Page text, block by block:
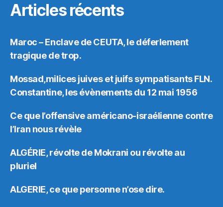
Articles récents
Maroc – Enclave de CEUTA, le déferlement
tragique de trop.
Mossad,milices juives et juifs sympatisants FLN.
Constantine, les évènements du 12 mai 1956
Ce que l’offensive américano-israélienne contre
l’Iran nous révèle
ALGÉRIE, révolte de Mokrani ou révolte au
pluriel
ALGERIE, ce que personne n’ose dire.